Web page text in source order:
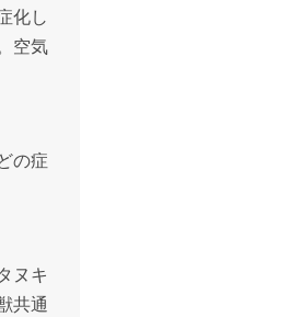
化し
空気
の症
ヌキ
共通